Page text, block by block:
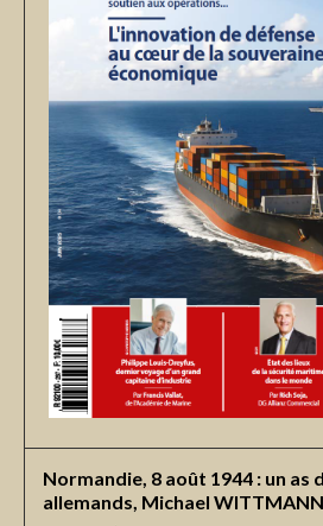
Normandie, 8 août 1944 : un as
allemands, Michael